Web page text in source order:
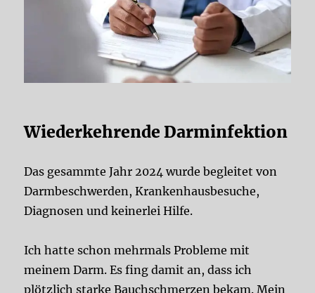
Wiederkehrende Darminfektion
Das gesammte Jahr 2024 wurde begleitet von
Darmbeschwerden, Krankenhausbesuche,
Diagnosen und keinerlei Hilfe.
Ich hatte schon mehrmals Probleme mit
meinem Darm. Es fing damit an, dass ich
plötzlich starke Bauchschmerzen bekam. Mein